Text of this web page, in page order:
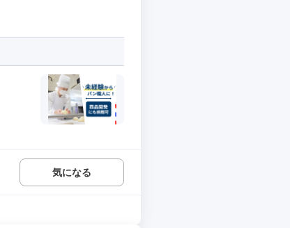
気になる